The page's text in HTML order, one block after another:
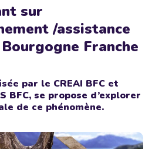
sur
/assistance
Franche
par le CREAI BFC et
BFC, se propose d’explorer
de ce phénomène.